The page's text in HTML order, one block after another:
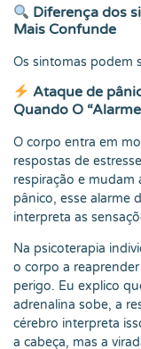
Diferença dos
Mais Confunde
Os sintomas podem
Ataque de
Quando O
O corpo entra em
respostas de
respiração e mudam
pânico, esse alarme
interpreta as
Na psicoterapia
o corpo a
perigo. Eu explico
adrenalina sobe, a
cérebro interpreta
a cabeça, mas a